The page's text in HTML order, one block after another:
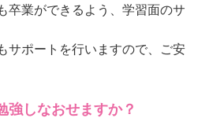
卒業ができるよう、学習面のサ
サポートを行いますので、ご安
強しなおせますか？